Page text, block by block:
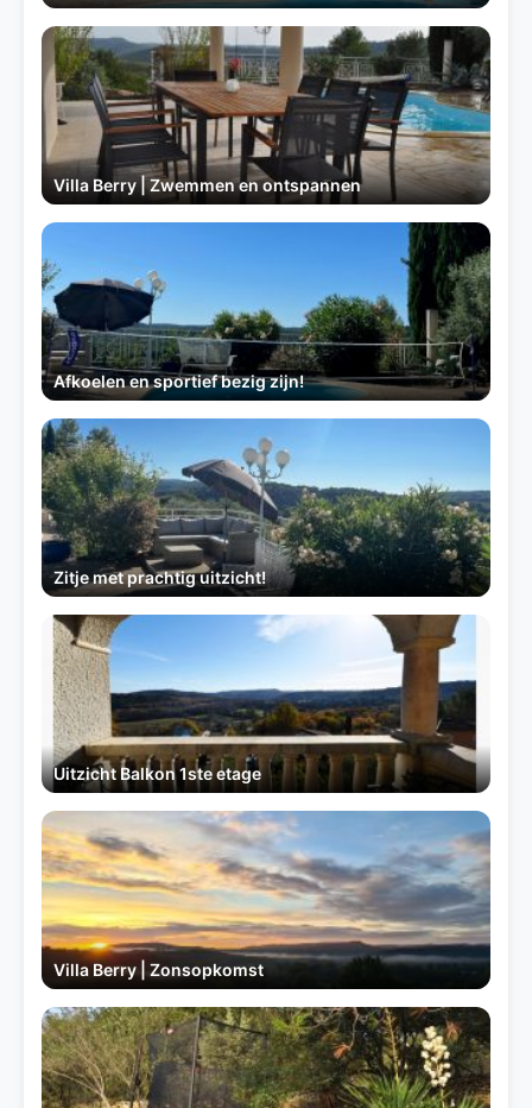
Villa Berry | Zwemmen en ontspannen
Afkoelen en sportief bezig zijn!
Zitje met prachtig uitzicht!
Uitzicht Balkon 1ste etage
Villa Berry | Zonsopkomst